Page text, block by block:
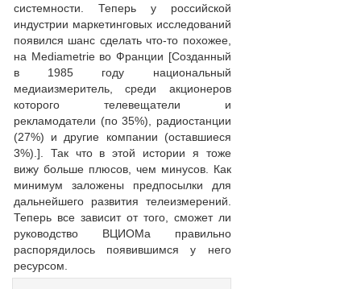
системности. Теперь у российской
индустрии маркетинговых исследований
появился шанс сделать что-то похожее,
на Mediametrie во Франции [Созданный
в 1985 году национальный
медиаизмеритель, среди акционеров
которого телевещатели и
рекламодатели (по 35%), радиостанции
(27%) и другие компании (оставшиеся
3%).]. Так что в этой истории я тоже
вижу больше плюсов, чем минусов. Как
минимум заложены предпосылки для
дальнейшего развития телеизмерений.
Теперь все зависит от того, сможет ли
руководство ВЦИОМа правильно
распорядилось появившимся у него
ресурсом.